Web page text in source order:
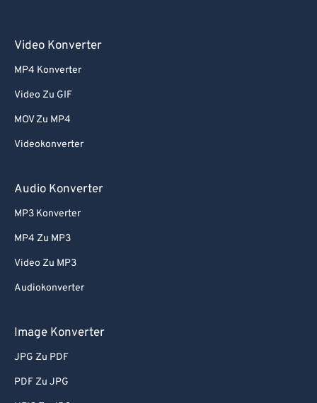
Video Konverter
MP4 Konverter
Video Zu GIF
MOV Zu MP4
Videokonverter
Audio Konverter
MP3 Konverter
MP4 Zu MP3
Video Zu MP3
Audiokonverter
Image Konverter
JPG Zu PDF
PDF Zu JPG